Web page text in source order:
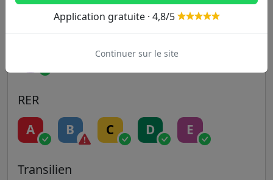
10 11 12 13
RER
A B C D E
Transilien
Application gratuite · 4,8/5
Continuer sur le site